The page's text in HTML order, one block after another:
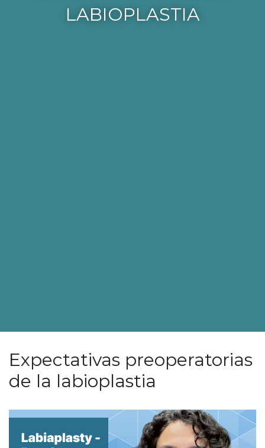
LABIOPLASTIA
Expectativas preoperatorias
de la labioplastia